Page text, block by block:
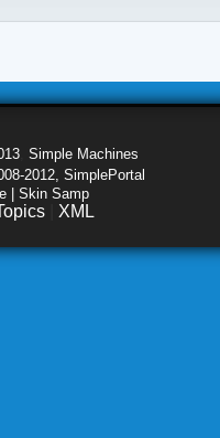
,Simple Machines
2012, SimplePortal
| Skin Samp
XML